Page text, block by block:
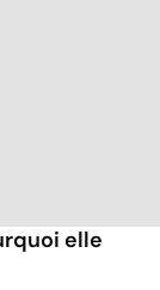
elle